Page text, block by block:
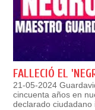
FALLECIÓ EL
21-05-2024
cincuenta años en
declarado ciudadano